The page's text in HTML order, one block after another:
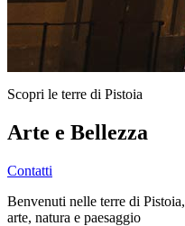
Scopri le terre di Pistoia
Arte e Bellezza
Contatti
Benvenuti nelle terre di
arte, natura e paesaggio